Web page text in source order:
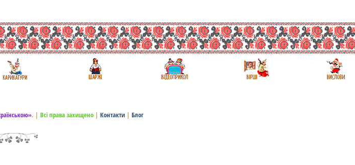
. | Всі права захищено | Контакти | Блог